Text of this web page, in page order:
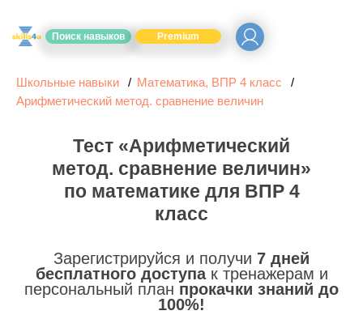
Поиск навыков Premium
Школьные навыки
Математика, ВПР 4 класс
Арифметический метод. сравнение величин
Тест «Арифметический
метод. сравнение величин»
по математике для ВПР 4
класс
Зарегистрируйся и получи 7 дней
бесплатного доступак тренажерам и
персональный план прокачки знаний до
100%!